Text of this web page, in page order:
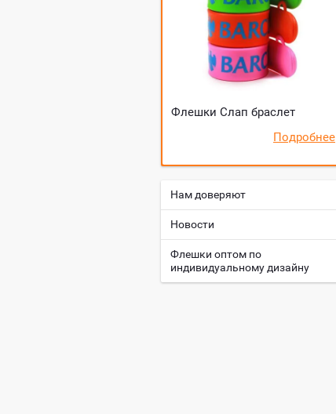
Флешки Слап браслет
Подробнее
Нам доверяют
Новости
Флешки оптом по
индивидуальному дизайну